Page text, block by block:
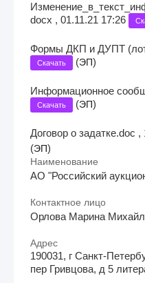
docx , 01.11.21 17:26
Формы ДКП и ДУПТ
Скачать (ЭП)
Информационное
Скачать (ЭП)
Договор о задатке.doc ,
(ЭП)
Наименование
АО "Российский
Контактное лицо
Орлова Марина
Адрес
190031, г Санкт-
пер Гривцова, д 5